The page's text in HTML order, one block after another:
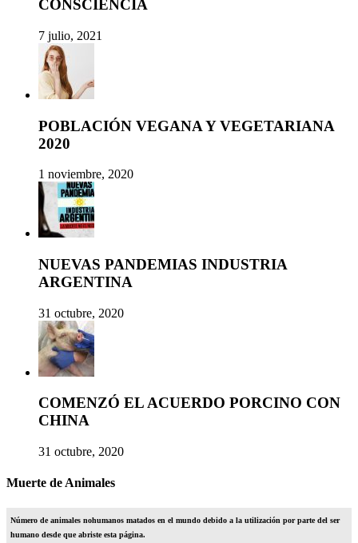
CONSCIENCIA
7 julio, 2021
POBLACIÓN VEGANA Y VEGETARIANA
2020
1 noviembre, 2020
NUEVAS PANDEMIAS INDUSTRIA
ARGENTINA
31 octubre, 2020
COMENZÓ EL ACUERDO PORCINO CON
CHINA
31 octubre, 2020
Muerte de Animales
Número de animales nohumanos matados en el mundo debido a la utilización por parte del ser
humano desde que abriste esta página.